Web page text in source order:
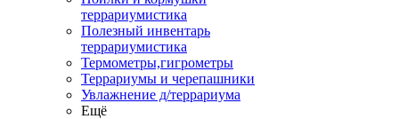
террариумистика
Полезный инвентарь
террариумистика
Термометры,гигрометры
Террариумы и черепашники
Увлажнение д/террариума
Ещё